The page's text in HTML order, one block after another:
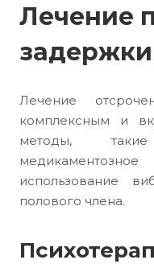
Лечение
Лечение
комплексным и
методы,
использование
полового члена.